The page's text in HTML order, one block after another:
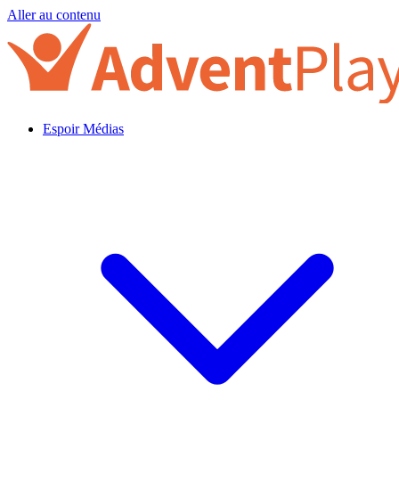
Aller au contenu
Espoir Médias